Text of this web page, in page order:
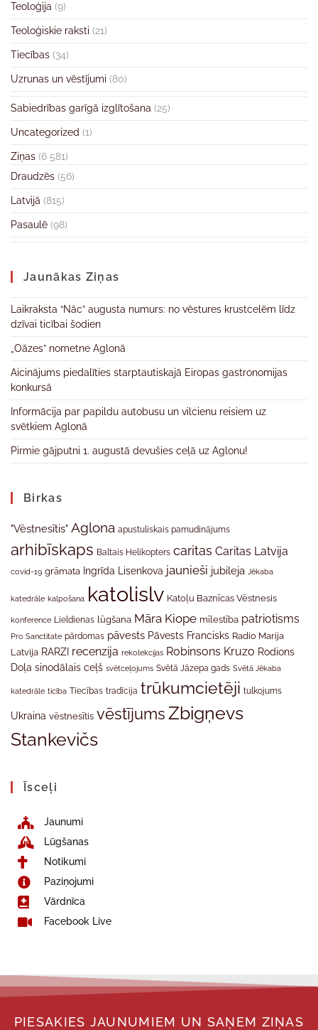
Teoloģija (9)
Teoloģiskie raksti (21)
Tiecības (34)
Uzrunas un vēstījumi (80)
Sabiedrības garīgā izglītošana (25)
Uncategorized (1)
Ziņas (6 581)
Draudzēs (56)
Latvijā (815)
Pasaulē (98)
Jaunākas Ziņas
Laikraksta “Nāc” augusta numurs: no vēstures krustcelēm līdz
dzīvai ticībai šodien
„Oāzes” nometne Aglonā
Aicinājums piedalīties starptautiskajā Eiropas gastronomijas
konkursā
Informācija par papildu autobusu un vilcienu reisiem uz
svētkiem Aglonā
Pirmie gājputni 1. augustā devušies ceļā uz Aglonu!
Birkas
"Vēstnesītis" Aglona apustuliskais pamudinājums
arhibīskaps Baltais Helikopters caritas Caritas Latvija
covid-19 grāmata Ingrīda Lisenkova jaunieši jubileja Jēkaba
katedrāle kalpošana katolislv Katoļu Baznīcas Vēstnesis
konference Lieldienas lūgšana Māra Kiope mīlestība patriotisms
Pro Sanctitate pārdomas pāvests Pāvests Francisks Radio Marija
Latvija RARZI recenzija rekolekcijas Robinsons Kruzo Rodions
Doļa sinodālais ceļš svētceļojums Svētā Jāzepa gads Svētā Jēkaba
katedrāle ticība Tiecības tradīcija trūkumcietēji tulkojums
Ukraina vēstnesītis vēstījumsZbigņevs
Stankevičs
Īsceļi
Jaunumi
Lūgšanas
Notikumi
Paziņojumi
Vārdnīca
Facebook Live
PIESAKIES JAUNUMIEM UN SAŅEM ZIŅAS